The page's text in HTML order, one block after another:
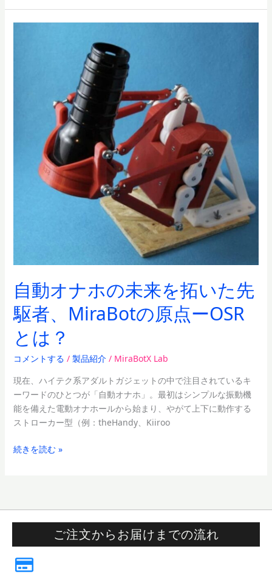
自動オナホの未来を拓いた先
駆者、MiraBotの原点ーOSR
とは？
コメントする / 製品紹介/ MiraBotX Lab
現在、ハイテク系アダルトガジェットの中で注目されているキ
ーワードのひとつが「自動オナホ」。最初はシンプルな振動機
能を備えた電動オナホールから始まり、やがて上下に動作する
ストローカー型（例：theHandy、Kiiroo
原
点
ー
OSR
と
は？
続きを読む »
ご注文からお届けまでの流れ